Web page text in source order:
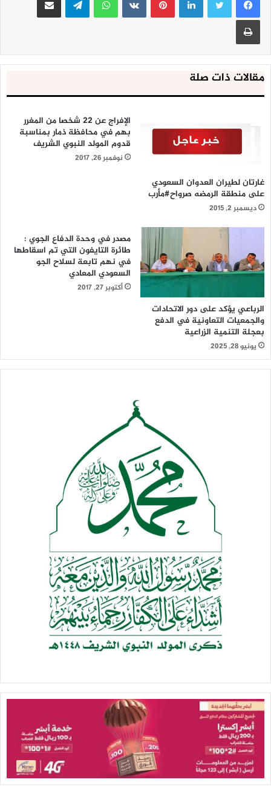
طباعة
مقالات ذات صلة
غارتان لطيران العدوان السعودي
على منطقة الرمضه صرواح#مأرب
ديسمبر 2, 2015
الإفراج عن ٢٢ شخصا من المغرر
بهم في محافظة ذمار بمناسبة
قدوم المولد النبوي الشريف
نوفمبر 26, 2017
الرباعي يؤكد على دور الاتحادات
والجمعيات التعاونية في الدفع
بعجلة التنمية الزراعية
يونيو 28, 2025
مصدر في وحدة الدفاع الجوي :
طائرة التايفون التي تم اسقاطها
في نهم تابعة لسلاح الجو
السعودي المعادي
أكتوبر 27, 2017